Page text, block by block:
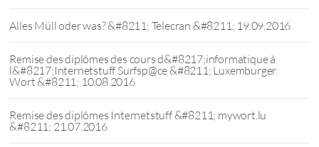
Alles Müll oder was? &#8211; Telecran &#8211; 19.09.2016
Remise des diplômes des cours d&#8217;informatique à
l&#8217;Internetstuff Surfsp@ce &#8211; Luxemburger
Wort &#8211; 10.08.2016
Remise des diplômes Internetstuff &#8211; mywort.lu
&#8211; 21.07.2016